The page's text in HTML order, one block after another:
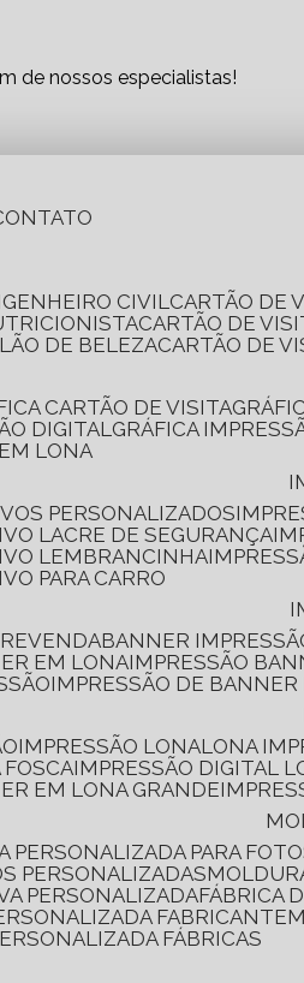
de nossos especialistas!
CONTATO
CIVIL CARTÃO DE
CARTÃO DE
DE BELEZA CARTÃO DE
CARTÃO DE VISITA
DIGITAL
GRÁFICA
EM LONA
PERSONALIZADOS
LACRE DE SEGURANÇA
LEMBRANCINHA
PARA CARRO
BANNER
EM LONA IMPRESSÃO
IMPRESSÃO DE
IMPRESSÃO LONA LONA
FOSCA IMPRESSÃO DIGITAL
EM LONA GRANDE
PERSONALIZADA PARA
PERSONALIZADAS
PERSONALIZADA FÁBRICA
FABRICANTE
FÁBRICAS